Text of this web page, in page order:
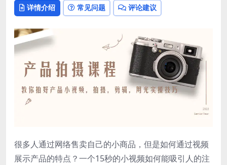
详情介绍 常见问题 评论建议
很多人通过网络售卖自己的小商品，但是如何通过视频
展示产品的特点？一个15秒的小视频如何能吸引人的注